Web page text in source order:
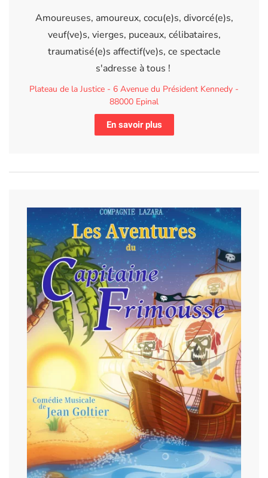
Amoureuses, amoureux, cocu(e)s, divorcé(e)s,
veuf(ve)s, vierges, puceaux, célibataires,
traumatisé(e)s affectif(ve)s, ce spectacle
s'adresse à tous !
Plateau de la Justice - 6 Avenue du Président Kennedy -
88000 Epinal
En savoir plus